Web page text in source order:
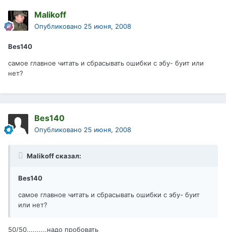
Malikoff
Опубликовано 25 июня, 2008
Bes140
самое главное читать и сбрасывать ошибки с эбу- буит или
нет?
Bes140
Опубликовано 25 июня, 2008
Malikoff сказал:
Bes140
самое главное читать и сбрасывать ошибки с эбу- буит
или нет?
50/50..........надо пробовать